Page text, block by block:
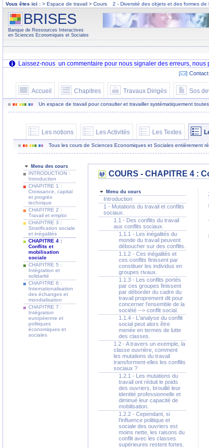
Vous êtes ici : > Espace de travail > Cours 2 - Diversité des objets et des formes de
BRISES
Banque de Ressources Interactives
en Sciences Economiques et Sociales
Contact
Accueil Chapitres Travaux Dirigés Sos
Un espace de travail pour consulter et travailler systématiquement
Les notions Les Activités Les Textes
Tous les cours de Sciences Economiques et Sociales entièrement
Menu des cours
INTRODUCTION :
Introduction
CHAPITRE 1 :
Croissance, capital
et progrès
technique
CHAPITRE 2 :
Travail et emploi
CHAPITRE 3 :
Stratification sociale
et inégalités
CHAPITRE 4 :
Conflits et
mobilisation
sociale
CHAPITRE 5 :
Intégration et
solidarité
CHAPITRE 6 :
Internationalisation
des échanges et
mondialisation
CHAPITRE 7 :
Intégration
européenne et
politiques
économiques et
sociales
COURS - CHAPITRE 4 :
Menu du cours
Introduction
1 - Mutations du travail et conflits
sociaux.
1.1 - Des conflits du travail
aux conflits sociaux.
1.1.1 - Les inégalités du
monde du travail peuvent
déboucher sur des conflits.
1.1.2 - Ces inégalités et
ces conflits finissent par
constituer les individus en
groupes rivaux.
1.1.3 - Les conflits portés
par ces groupes finissent
par déborder du cadre du
travail proprement dit pour
concerner l'ensemble de la
société --> conflit social.
1.1.4 - L'analyse du conflit
social peut alors être
menée en termes de lutte
des classes.
1.2 - A travers un exemple, la
classe ouvrière, comment
les mutations du travail
transforment-elles les conflits
sociaux ?
1.2.1 - Les mutations du
travail ont réduit le poids
des ouvriers, brouillé leur
identité professionnelle et
diminué leur capacité de
mobilisation.
1.2.2 - Cependant, si
l'influence politique et
sociale des ouvriers est
moins nette, les raisons du
conflit avec les classes
supérieures restent fortes.